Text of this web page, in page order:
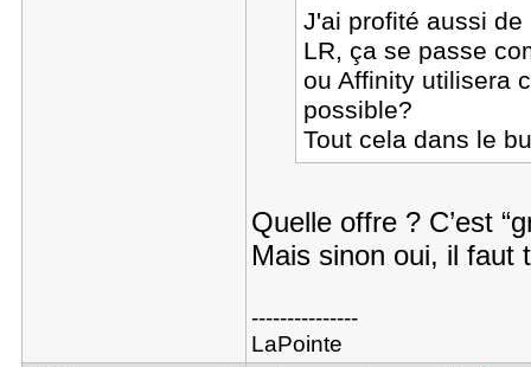
J'ai profité aussi
LR, ça se passe
ou Affinity utilisera
possible?
Tout cela dans le
Quelle offre ? C’est
Mais sinon oui, il faut
---------------
LaPointe